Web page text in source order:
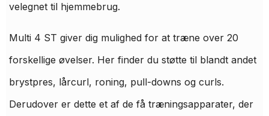
velegnet til hjemmebrug.
Multi 4 ST giver dig mulighed for at træne over 20
forskellige øvelser. Her finder du støtte til blandt andet
brystpres, lårcurl, roning, pull-downs og curls.
Derudover er dette et af de få træningsapparater, der